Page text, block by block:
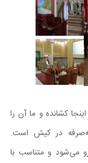
کشانده و ما آن را
در کیش است.
می‌شود و متناسب با